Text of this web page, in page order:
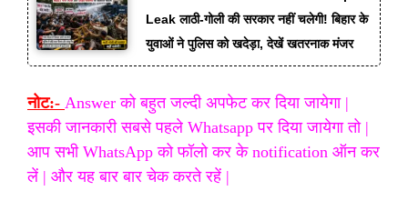
Leak लाठी-गोली की सरकार नहीं चलेगी! बिहार के
युवाओं ने पुलिस को खदेड़ा, देखें खतरनाक मंजर
नोट:- Answer को बहुत जल्दी अपफेट कर दिया जायेगा |
इसकी जानकारी सबसे पहले Whatsapp पर दिया जायेगा तो |
आप सभी WhatsApp को फॉलो कर के notification ऑन कर
लें | और यह बार बार चेक करते रहें |